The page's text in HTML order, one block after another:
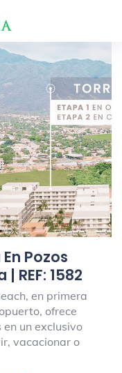
Pozos
REF: 1582
en primera
ofrece
un exclusivo
vacacionar o